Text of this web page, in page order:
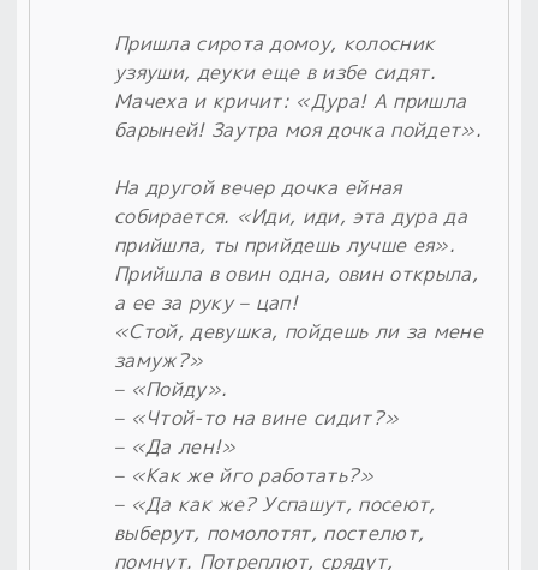
Пришла сирота домоу, колосник
узяуши, деуки еще в избе сидят.
Мачеха и кричит: «Дура! А пришла
барыней! Заутра моя дочка пойдет».
На другой вечер дочка ейная
собирается. «Иди, иди, эта дура да
прийшла, ты прийдешь лучше ея».
Прийшла в овин одна, овин открыла,
а ее за руку – цап!
«Стой, девушка, пойдешь ли за мене
замуж?»
– «Пойду».
– «Чтой-то на вине сидит?»
– «Да лен!»
– «Как же йго работать?»
– «Да как же? Успашут, посеют,
выберут, помолотят, постелют,
помнут. Потреплют, срядут,